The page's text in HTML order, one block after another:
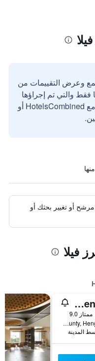
وعرض التقييمات من
فقط والتي تم إجراؤها
بواسطة مستخدمين حقيقيين مع HotelsCombined أو
أو تغيير بحثك أو
فندق Caesar Park Kenting
ممتاز 9.0
No. 6 Kenting Road, Hengchun Town, Pingtung County, Hengchun Township, تايوان